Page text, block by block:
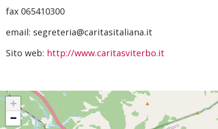
fax 065410300
email: segreteria@caritasitaliana.it
Sito web: http://www.caritasviterbo.it
+
−